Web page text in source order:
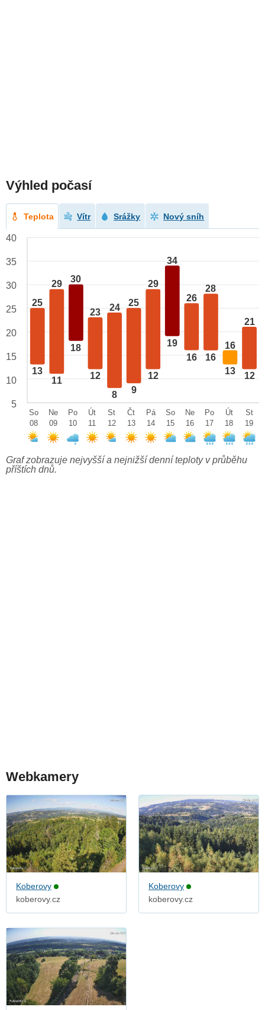
Výhled počasí
Teplota Vítr Srážky Nový sníh
25
13
29
11
30
18
23
12
24
8
25
9
29
12
34
19
26
16
28
16
16
13
21
12
40
35
30
25
20
15
10
5
So
08
Ne
09
Po
10
Út
11
St
12
Čt
13
Pá
14
So
15
Ne
16
Po
17
Út
18
St
19
Graf zobrazuje nejvyšší a nejnižší denní teploty v průběhu
příštích dnů.
Webkamery
Koberovy
koberovy.cz
Koberovy
koberovy.cz